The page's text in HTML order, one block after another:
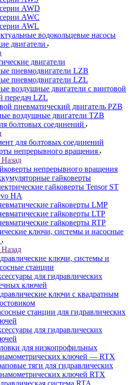
AWD
AWC
AWL
водокольцевые насосы
двигатели
двигатели
пневмодвигатели LZB
пневмодвигатели LZL
воздушные двигатели с винтовой
передач LZL
пневматический двигатель PZB
воздушные двигатели TZB
болтовых соединений
для болтовых соединений
непрерывного вращения
Назад
непрерывного вращения
гайковерты
гайковерты Tensor ST
HA
гайковерты LMP
гайковерты LTP
гайковерты RTP
ключи, системы и насосные
Назад
ключи, системы и
станции
для гидравлических
ключей
ключи с квадратным
станции для гидравлических
для гидравлических
для низкопрофильных
ключей — RTX
тяги для гидравлических
ключей RTX
система RTA